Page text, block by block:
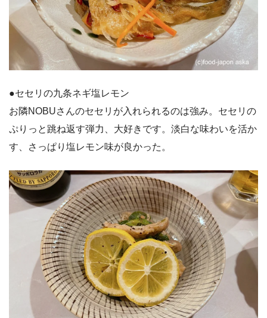
●セセリの九条ネギ塩レモン
お隣NOBUさんのセセリが入れられるのは強み。セセリの
ぷりっと跳ね返す弾力、大好きです。淡白な味わいを活か
す、さっぱり塩レモン味が良かった。